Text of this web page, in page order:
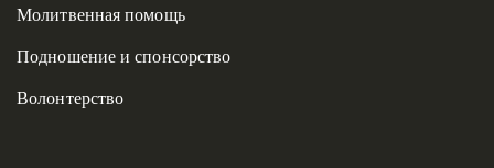
Молитвенная помощь
Подношение и спонсорство
Волонтерство